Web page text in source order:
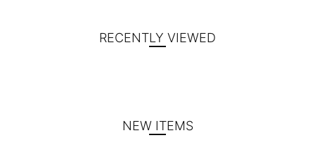
RECENTLY VIEWED
NEW ITEMS